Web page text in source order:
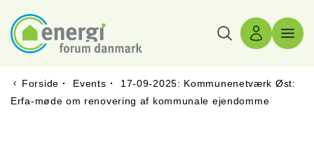
Søg Log ind
Forside · Events ·
17-09-2025: Kommunenetværk Øst:
Erfa-møde om renovering af kommunale ejendomme